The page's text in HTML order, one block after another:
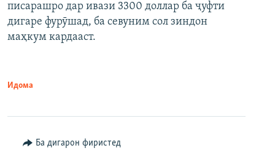
писарашро дар ивази 3300 доллар ба ҷуфти
дигаре фурӯшад, ба севуним сол зиндон
маҳкум кардааст.
Идома
Ба дигарон фиристед